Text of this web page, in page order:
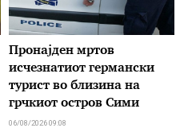
Пронајден мртов
исчезнатиот германски
турист во близина на
грчкиот остров Сими
06/08/2026 09:08